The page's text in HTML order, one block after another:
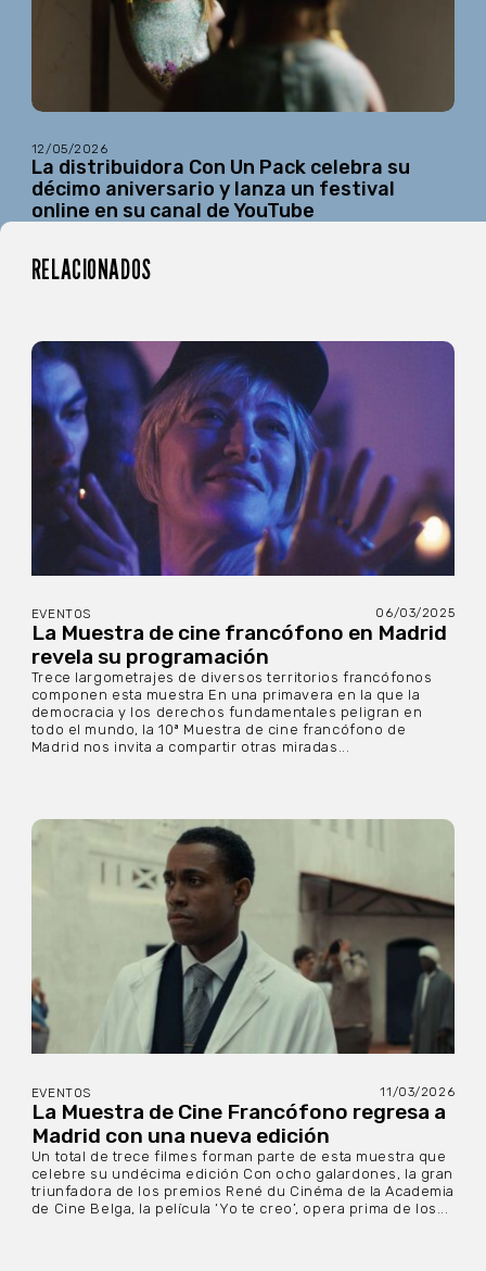
12/05/2026
La distribuidora Con Un Pack celebra su
décimo aniversario y lanza un festival
online en su canal de YouTube
RELACIONADOS
EVENTOS 06/03/2025
La Muestra de cine francófono en Madrid
revela su programación
Trece largometrajes de diversos territorios francófonos
componen esta muestra En una primavera en la que la
democracia y los derechos fundamentales peligran en
todo el mundo, la 10ª Muestra de cine francófono de
Madrid nos invita a compartir otras miradas...
EVENTOS 11/03/2026
La Muestra de Cine Francófono regresa a
Madrid con una nueva edición
Un total de trece filmes forman parte de esta muestra que
celebre su undécima edición Con ocho galardones, la gran
triunfadora de los premios René du Cinéma de la Academia
de Cine Belga, la película ‘Yo te creo’, opera prima de los...